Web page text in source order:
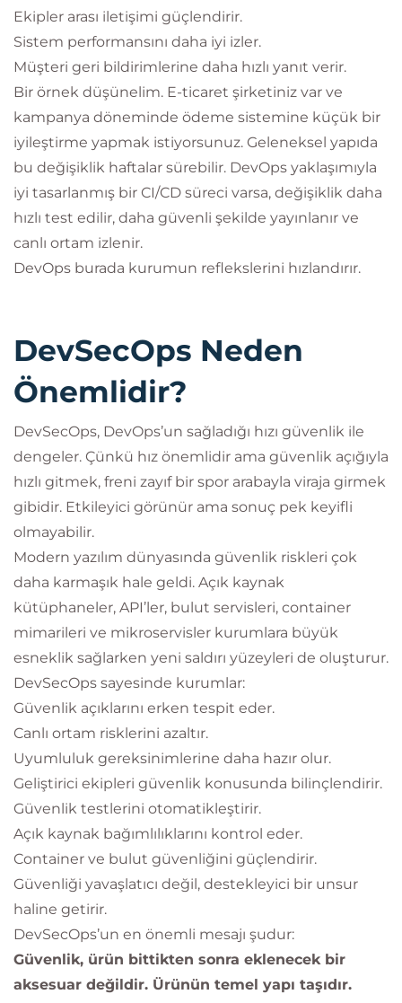
Ekipler arası iletişimi güçlendirir.
Sistem performansını daha iyi izler.
Müşteri geri bildirimlerine daha hızlı yanıt verir.
Bir örnek düşünelim. E-ticaret şirketiniz var ve
kampanya döneminde ödeme sistemine küçük bir
iyileştirme yapmak istiyorsunuz. Geleneksel yapıda
bu değişiklik haftalar sürebilir. DevOps yaklaşımıyla
iyi tasarlanmış bir CI/CD süreci varsa, değişiklik daha
hızlı test edilir, daha güvenli şekilde yayınlanır ve
canlı ortam izlenir.
DevOps burada kurumun reflekslerini hızlandırır.
DevSecOps Neden
Önemlidir?
DevSecOps, DevOps’un sağladığı hızı güvenlik ile
dengeler. Çünkü hız önemlidir ama güvenlik açığıyla
hızlı gitmek, freni zayıf bir spor arabayla viraja girmek
gibidir. Etkileyici görünür ama sonuç pek keyifli
olmayabilir.
Modern yazılım dünyasında güvenlik riskleri çok
daha karmaşık hale geldi. Açık kaynak
kütüphaneler, API’ler, bulut servisleri, container
mimarileri ve mikroservisler kurumlara büyük
esneklik sağlarken yeni saldırı yüzeyleri de oluşturur.
DevSecOps sayesinde kurumlar:
Güvenlik açıklarını erken tespit eder.
Canlı ortam risklerini azaltır.
Uyumluluk gereksinimlerine daha hazır olur.
Geliştirici ekipleri güvenlik konusunda bilinçlendirir.
Güvenlik testlerini otomatikleştirir.
Açık kaynak bağımlılıklarını kontrol eder.
Container ve bulut güvenliğini güçlendirir.
Güvenliği yavaşlatıcı değil, destekleyici bir unsur
haline getirir.
DevSecOps’un en önemli mesajı şudur:
Güvenlik, ürün bittikten sonra eklenecek bir
aksesuar değildir. Ürünün temel yapı taşıdır.